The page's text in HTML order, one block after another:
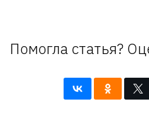
Помогла статья?